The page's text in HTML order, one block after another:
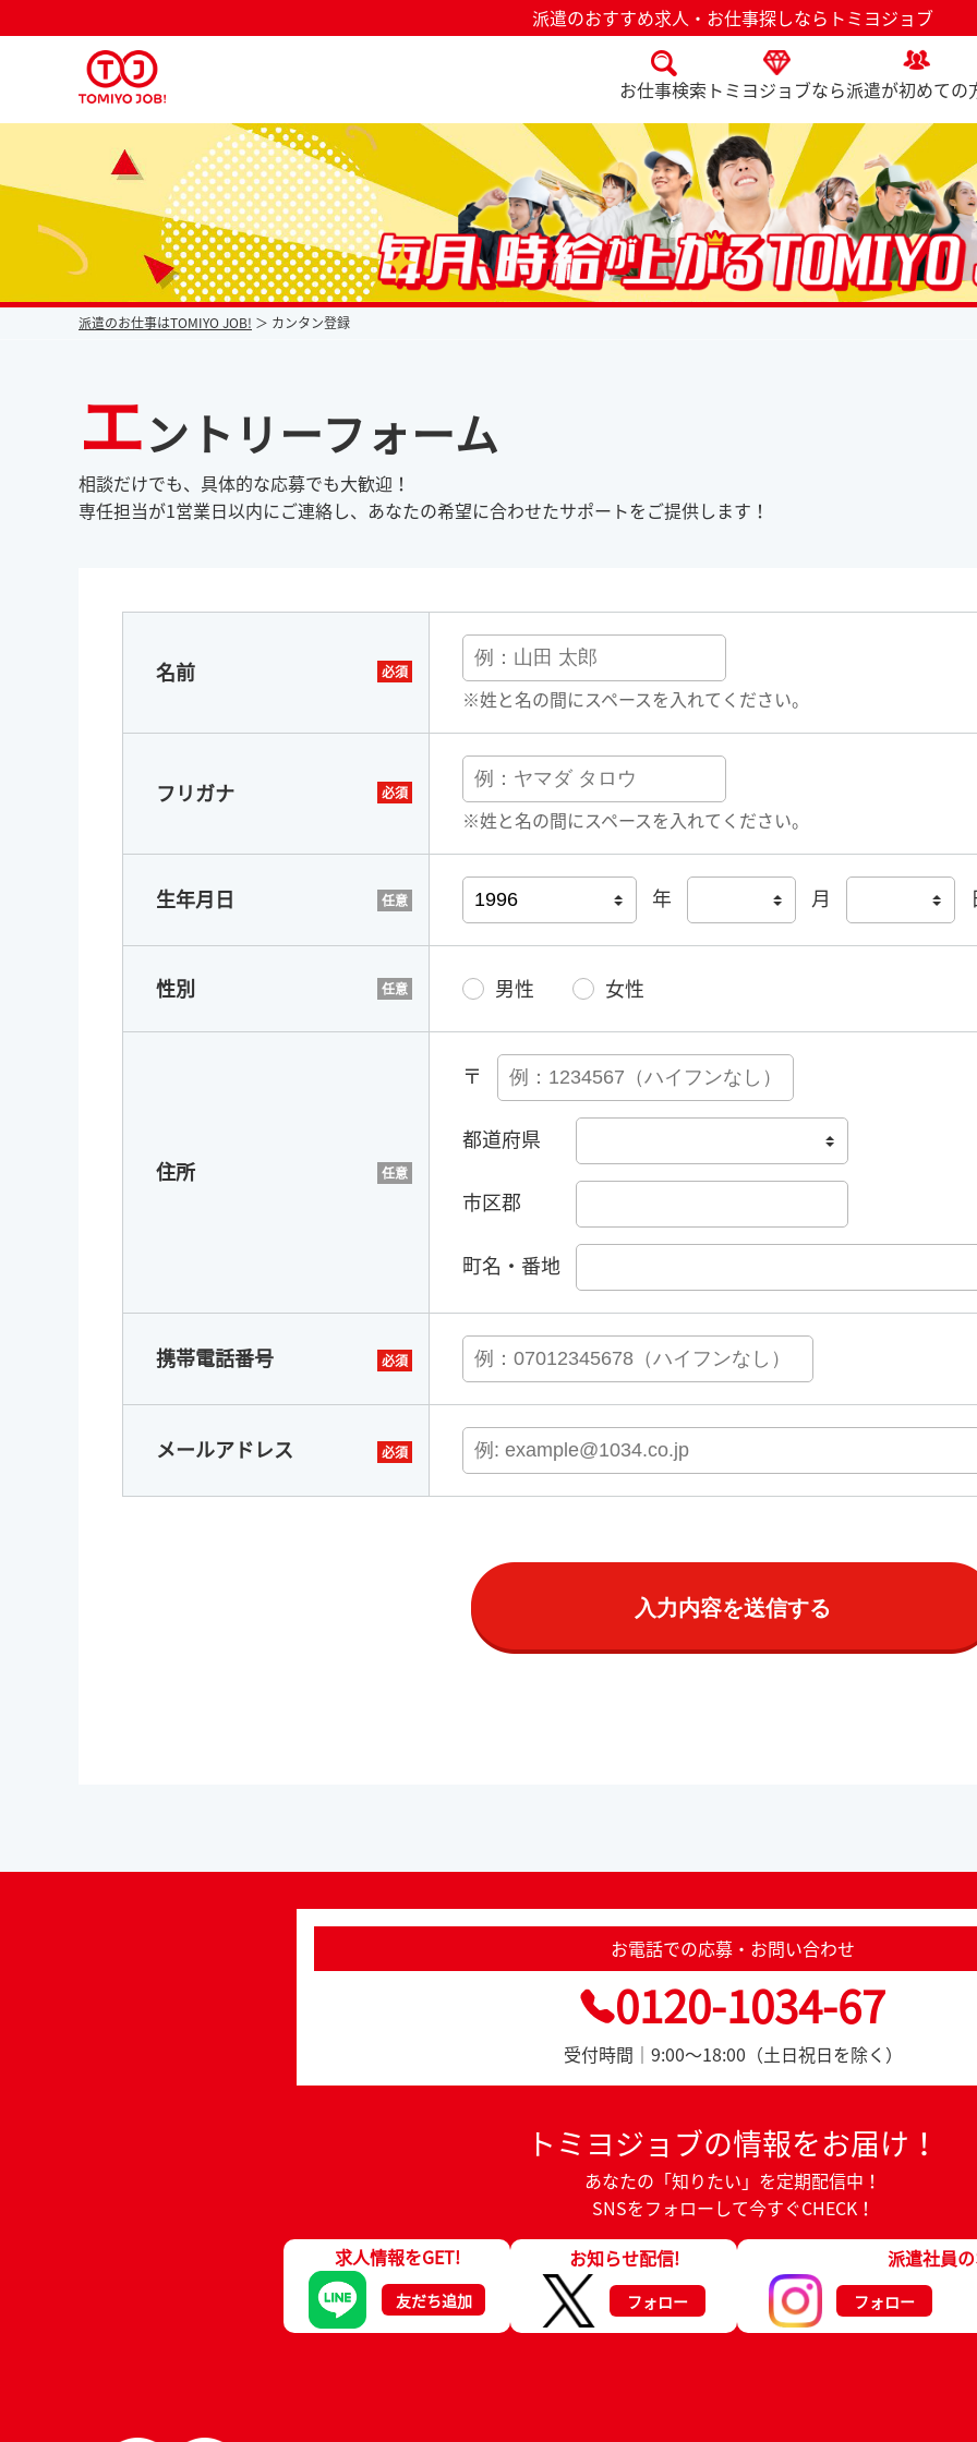
派遣のおすすめ求人・お仕事探しならトミヨジョブ
お仕事検索 トミヨジョブなら派遣が初めての
派遣なら毎月時給が上がるトミヨジョブ
派遣のお仕事はTOMIYO JOB! カンタン登録
エントリーフォーム
相談だけでも、具体的な応募でも大歓迎！
専任担当が1営業日以内にご連絡し、あなたの希望に合わせたサポートをご提供します！
名前
※姓と名の間にスペースを入れてください。
フリガナ
※姓と名の間にスペースを入れてください。
生年月日 年 月
性別 男性 女性
住所
〒
都道府県
市区郡
町名・番地
携帯電話番号
メールアドレス
お電話での応募・お問い合わせ
0120-1034-67
受付時間｜9:00～18:00（土日祝日を除く）
トミヨジョブの情報をお届け！
あなたの「知りたい」を定期配信中！
SNSをフォローして今すぐCHECK！
求人情報をGET!
友だち追加
お知らせ配信!
フォロー
派遣社員
フォロー